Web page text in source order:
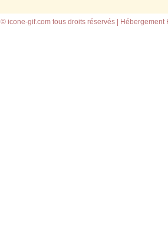
© icone-gif.com tous droits réservés | Hébergement